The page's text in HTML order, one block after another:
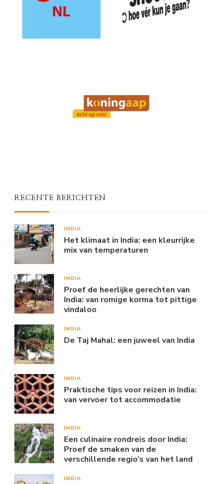
RECENTE BERICHTEN
INDIA
Het klimaat in India: een kleurrijke
mix van temperaturen
INDIA
Proef de heerlijke gerechten van
India: van romige korma tot pittige
vindaloo
INDIA
De Taj Mahal: een juweel van India
INDIA
Praktische tips voor reizen in India:
van vervoer tot accommodatie
INDIA
Een culinaire rondreis door India:
Proef de smaken van de
verschillende regio’s van het land
INDIA